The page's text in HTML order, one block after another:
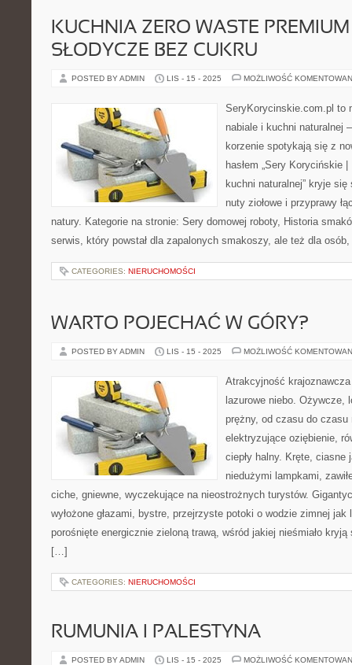
KUCHNIA ZERO WASTE
SŁODYCZE BEZ CUKRU
POSTED BY ADMIN LIS - 15 - 2025 MOŻLIWOŚĆ
SeryKorycinskie.com.pl to
nabiale i kuchni naturalnej
korzenie spotykają się z
hasłem „Sery Korycińskie
kuchni naturalnej” kryje
nuty ziołowe i przyprawy
natury. Kategorie na stronie: Sery domowej roboty, Historia
serwis, który powstał dla zapalonych smakoszy, ale też dla
CATEGORIES: NIERUCHOMOŚCI
WARTO POJECHAĆ W GÓRY?
POSTED BY ADMIN LIS - 15 - 2025 MOŻLIWOŚĆ
Atrakcyjność
lazurowe niebo. Ożywcze,
prężny, od czasu do
elektryzujące oziębienie,
ciepły halny. Kręte,
niedużymi lampkami,
ciche, gniewne, wyczekujące na nieostrożnych turystów.
wyłożone głazami, bystre, przejrzyste potoki o wodzie zimnej jak
porośnięte energicznie zieloną trawą, wśród jakiej nieśmiało kryją
[…]
CATEGORIES: NIERUCHOMOŚCI
RUMUNIA I PALESTYNA
POSTED BY ADMIN LIS - 15 - 2025 MOŻLIWOŚĆ